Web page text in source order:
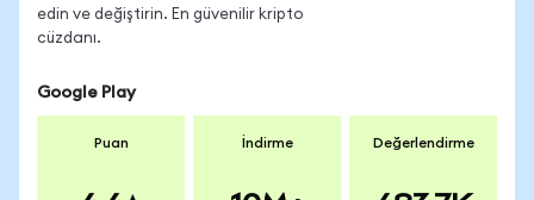
edin ve değiştirin. En güvenilir kripto
cüzdanı.
Google Play
Puan İndirme Değerlendirme